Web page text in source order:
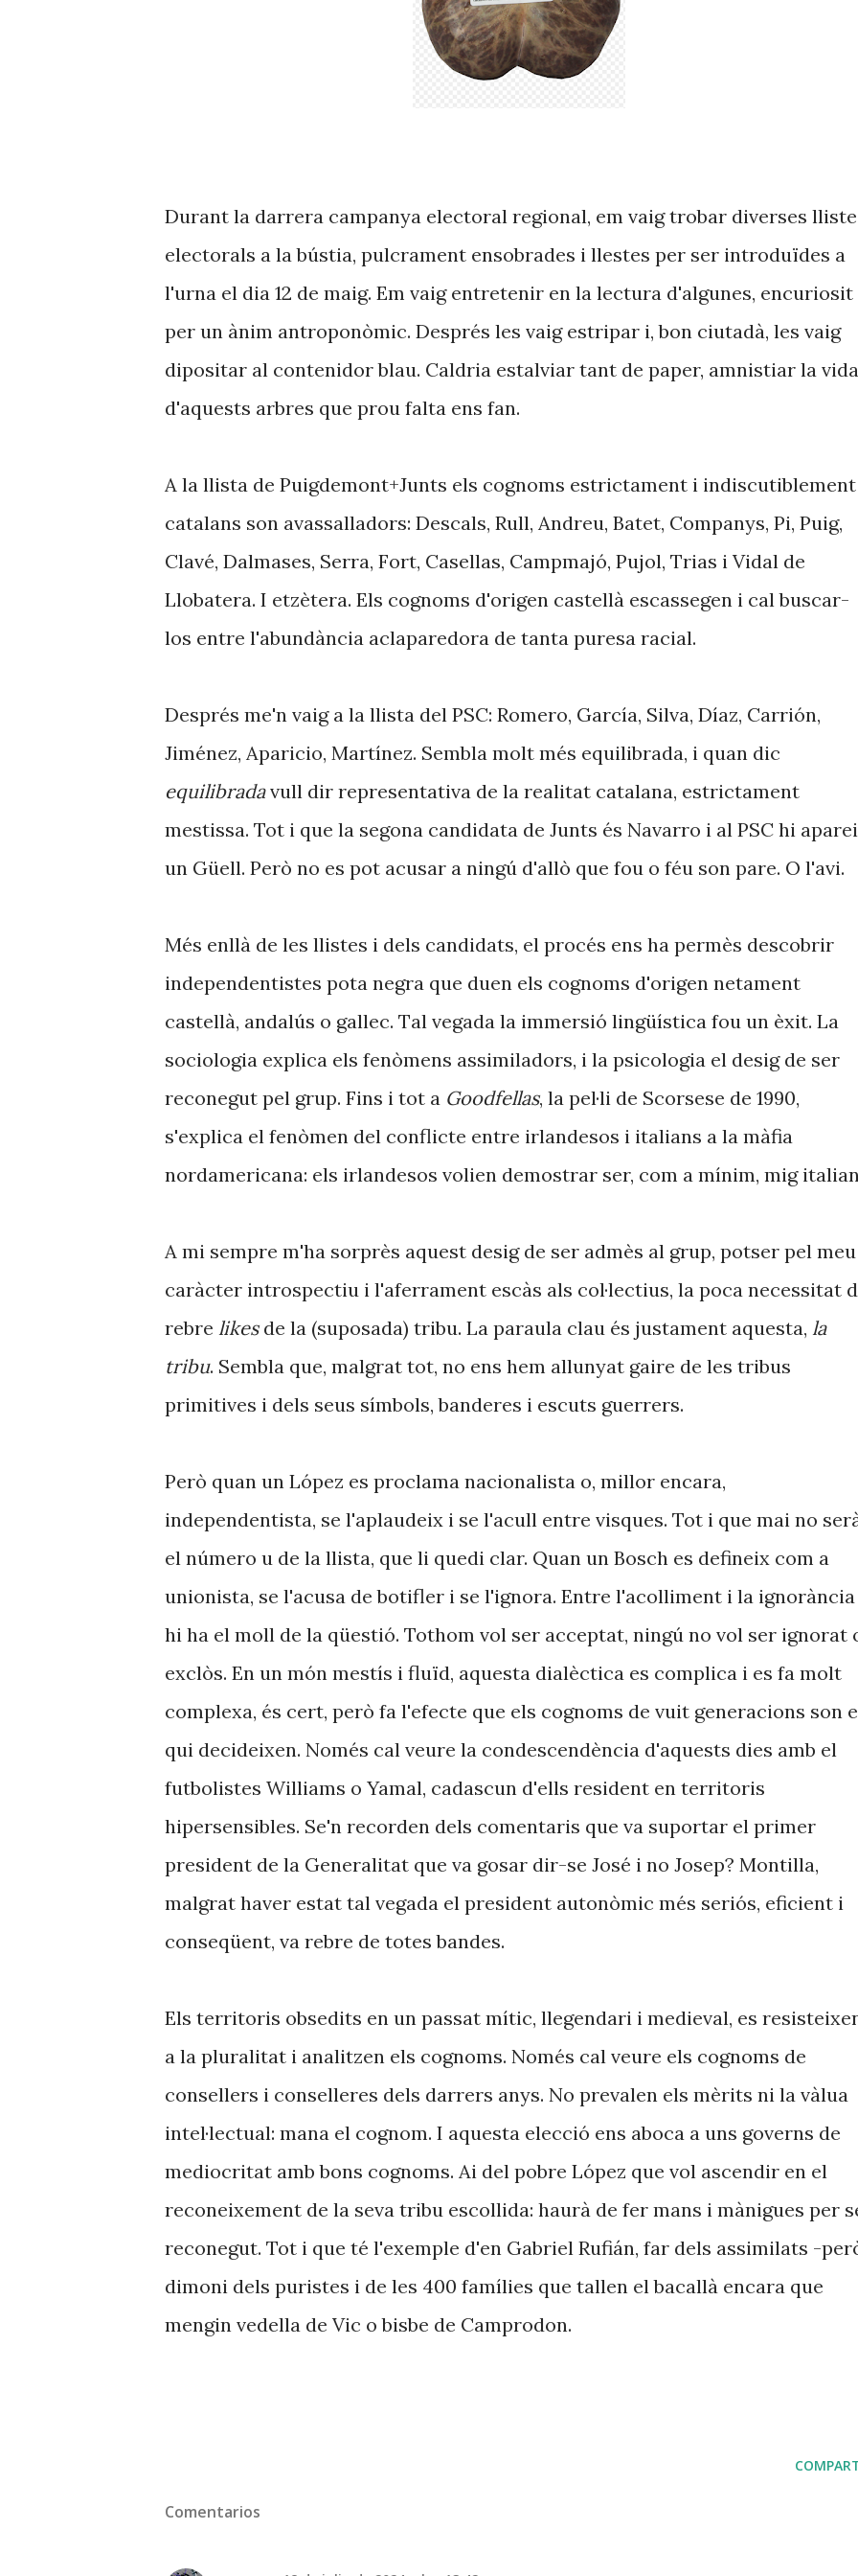
Durant la darrera campanya electoral regional, em vaig trobar diverses
electorals a la bústia, pulcrament ensobrades i llestes per ser introduïdes a
l'urna el dia 12 de maig. Em vaig entretenir en la lectura d'algunes, encuriosit
per un ànim antroponòmic. Després les vaig estripar i, bon ciutadà, les vaig
dipositar al contenidor blau. Caldria estalviar tant de paper, amnistiar la vida
d'aquests arbres que prou falta ens fan.
A la llista de Puigdemont+Junts els cognoms estrictament i indiscutiblement
catalans son avassalladors: Descals, Rull, Andreu, Batet, Companys, Pi, Puig,
Clavé, Dalmases, Serra, Fort, Casellas, Campmajó, Pujol, Trias i Vidal de
Llobatera. I etzètera. Els cognoms d'origen castellà escassegen i cal buscar-
los entre l'abundància aclaparedora de tanta puresa racial.
Després me'n vaig a la llista del PSC: Romero, García, Silva, Díaz, Carrión,
Jiménez, Aparicio, Martínez. Sembla molt més equilibrada, i quan dic
equilibradavull dir representativa de la realitat catalana, estrictament
mestissa. Tot i que la segona candidata de Junts és Navarro i al PSC hi
un Güell. Però no es pot acusar a ningú d'allò que fou o féu son pare. O l'avi.
Més enllà de les llistes i dels candidats, el procés ens ha permès descobrir
independentistes pota negra que duen els cognoms d'origen netament
castellà, andalús o gallec. Tal vegada la immersió lingüística fou un èxit. La
sociologia explica els fenòmens assimiladors, i la psicologia el desig de ser
reconegut pel grup. Fins i tot a Goodfellas, la pel·li de Scorsese de 1990,
s'explica el fenòmen del conflicte entre irlandesos i italians a la màfia
nordamericana: els irlandesos volien demostrar ser, com a mínim, mig
A mi sempre m'ha sorprès aquest desig de ser admès al grup, potser pel meu
caràcter introspectiu i l'aferrament escàs als col·lectius, la poca necessitat
rebre likesde la (suposada) tribu. La paraula clau és justament aquesta, la
tribu. Sembla que, malgrat tot, no ens hem allunyat gaire de les tribus
primitives i dels seus símbols, banderes i escuts guerrers.
Però quan un López es proclama nacionalista o, millor encara,
independentista, se l'aplaudeix i se l'acull entre visques. Tot i que mai no
el número u de la llista, que li quedi clar. Quan un Bosch es defineix com a
unionista, se l'acusa de botifler i se l'ignora. Entre l'acolliment i la ignorància
hi ha el moll de la qüestió. Tothom vol ser acceptat, ningú no vol ser ignorat
exclòs. En un món mestís i fluïd, aquesta dialèctica es complica i es fa molt
complexa, és cert, però fa l'efecte que els cognoms de vuit generacions son
qui decideixen. Només cal veure la condescendència d'aquests dies amb el
futbolistes Williams o Yamal, cadascun d'ells resident en territoris
hipersensibles. Se'n recorden dels comentaris que va suportar el primer
president de la Generalitat que va gosar dir-se José i no Josep? Montilla,
malgrat haver estat tal vegada el president autonòmic més seriós, eficient i
conseqüent, va rebre de totes bandes.
Els territoris obsedits en un passat mític, llegendari i medieval, es
a la pluralitat i analitzen els cognoms. Només cal veure els cognoms de
consellers i conselleres dels darrers anys. No prevalen els mèrits ni la vàlua
intel·lectual: mana el cognom. I aquesta elecció ens aboca a uns governs de
mediocritat amb bons cognoms. Ai del pobre López que vol ascendir en el
reconeixement de la seva tribu escollida: haurà de fer mans i mànigues per
reconegut. Tot i que té l'exemple d'en Gabriel Rufián, far dels assimilats -
dimoni dels puristes i de les 400 famílies que tallen el bacallà encara que
mengin vedella de Vic o bisbe de Camprodon.
Comentarios